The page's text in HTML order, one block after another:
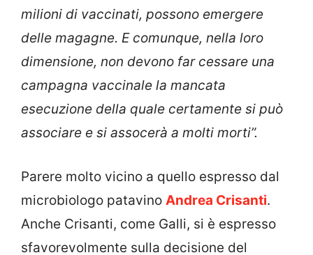
milioni di vaccinati, possono emergere
delle magagne. E comunque, nella loro
dimensione, non devono far cessare una
campagna vaccinale la mancata
esecuzione della quale certamente si può
associare e si assocerà a molti morti”.
Parere molto vicino a quello espresso dal
microbiologo patavino Andrea Crisanti.
Anche Crisanti, come Galli, si è espresso
sfavorevolmente sulla decisione del